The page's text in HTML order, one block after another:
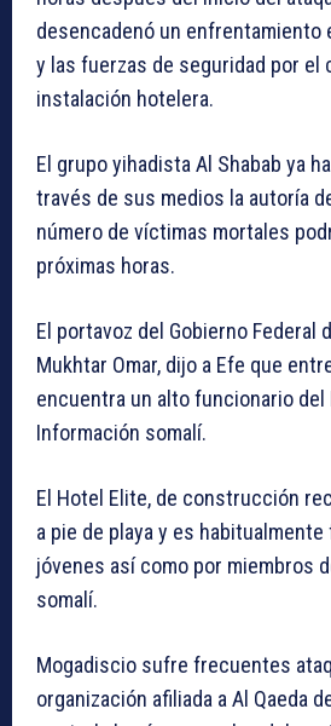
desencadenó un
y las fuerzas de seguridad por el
instalación hotelera.
El grupo yihadista Al Shabab ya
través de sus medios la autoría
número de víctimas mortales
próximas horas.
El portavoz del Gobierno Federal
Mukhtar Omar, dijo a Efe que
encuentra un alto funcionario
Información somalí.
El Hotel Elite, de construcción
a pie de playa y es
jóvenes así como por miembros
somalí.
Mogadiscio sufre frecuentes
organización afiliada a Al Qaeda